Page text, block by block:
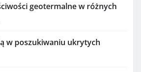
geotermalne w różnych
w poszukiwaniu ukrytych